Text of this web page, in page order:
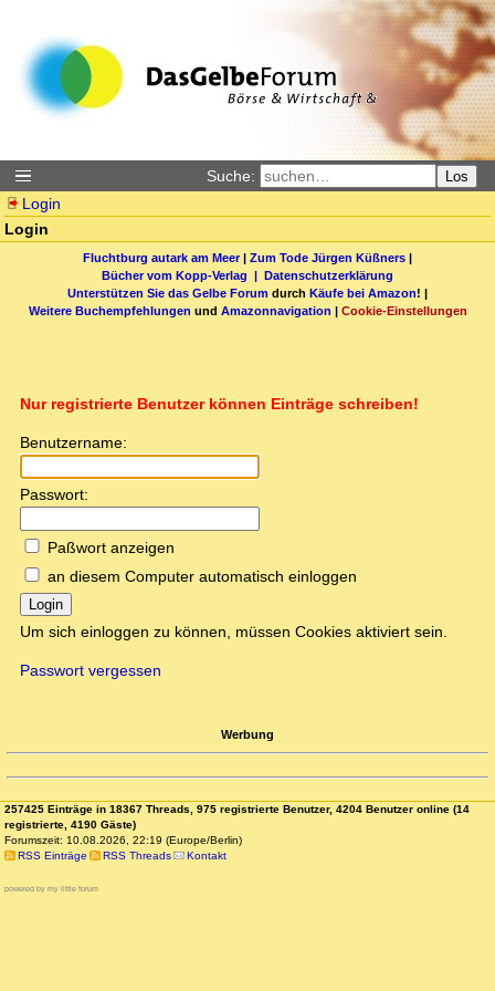
Suche: Los
Login
Login
Fluchtburg autark am Meer| Zum Tode Jürgen Küßners |
Bücher vom Kopp-Verlag | Datenschutzerklärung
Unterstützen Sie das Gelbe Forum durch Käufe bei Amazon! |
Weitere Buchempfehlungen und Amazonnavigation | Cookie-Einstellungen
Nur registrierte Benutzer können Einträge schreiben!
Benutzername:
Passwort:
Paßwort anzeigen
an diesem Computer automatisch einloggen
Login
Um sich einloggen zu können, müssen Cookies aktiviert sein.
Passwort vergessen
Werbung
257425 Einträge in 18367 Threads, 975 registrierte Benutzer, 4204 Benutzer online (14
registrierte, 4190 Gäste)
Forumszeit: 10.08.2026, 22:19 (Europe/Berlin)
RSS Einträge
RSS Threads Kontakt
powered by my little forum